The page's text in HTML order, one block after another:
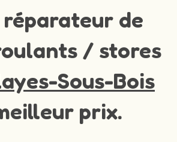
de
/ stores
Sous-Bois
prix.